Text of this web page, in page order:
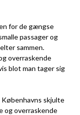
for de gængse
passager og
sammen.
overraskende
blot man tager sig
Københavns skjulte
og overraskende